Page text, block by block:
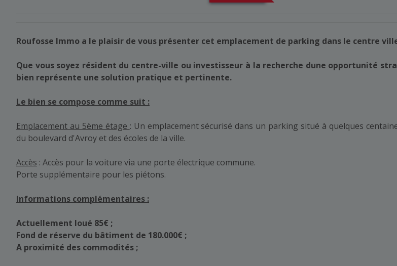
Roufosse Immo a le plaisir de vous présenter cet emplacement de parking dans le centre
Que vous soyez résident du centre-ville ou investisseur à la recherche dune opportunité
bien représente une solution pratique et pertinente.
Le bien se compose comme suit :
Emplacement au 5ème étage : Un emplacement sécurisé dans un parking situé à quelques
du boulevard d'Avroy et des écoles de la ville.
Accès : Accès pour la voiture via une porte électrique commune.
Porte supplémentaire pour les piétons.
Informations complémentaires :
Actuellement loué 85€ ;
Fond de réserve du bâtiment de 180.000€ ;
A proximité des commodités ;